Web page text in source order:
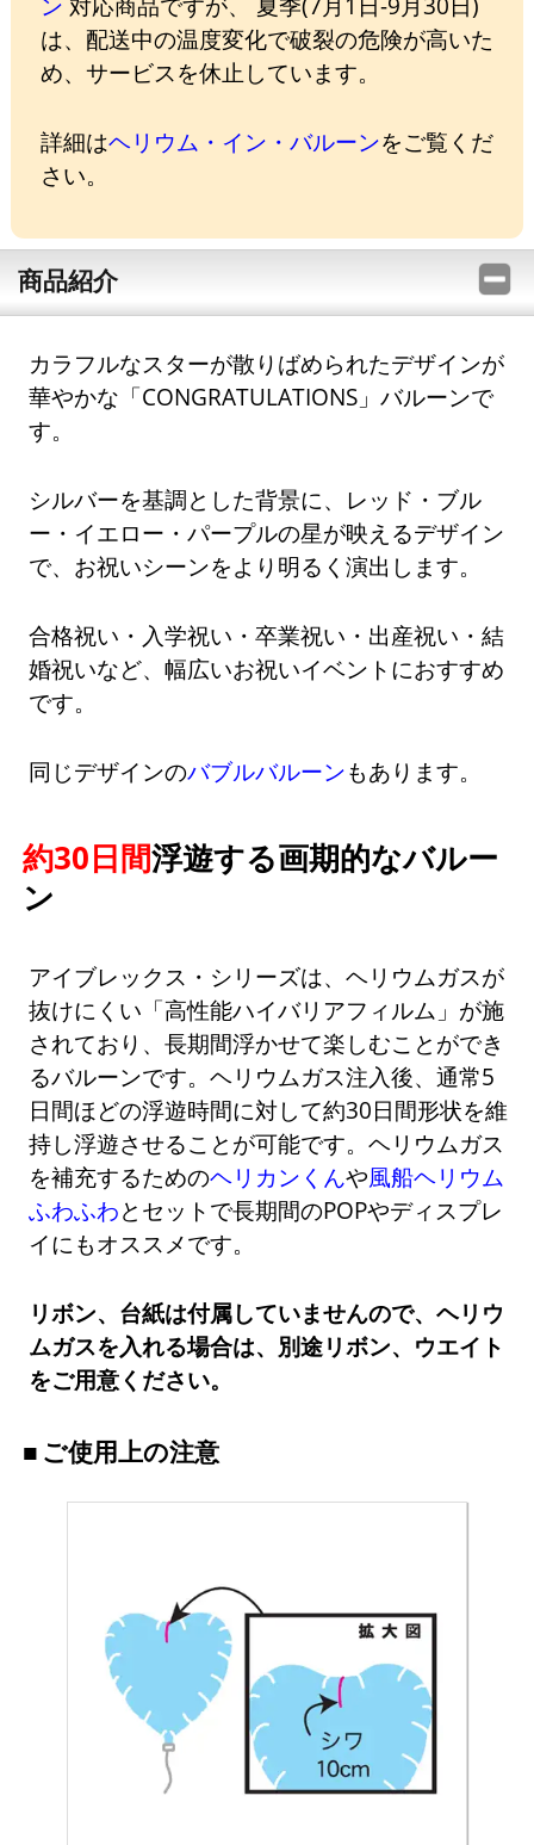
は、配送中の温度変化で破裂の危険が高いた
め、サービスを休止しています。
詳細はヘリウム・イン・バルーンをご覧くだ
さい。
商品紹介
カラフルなスターが散りばめられたデザインが
華やかな「CONGRATULATIONS」バルーンで
す。
シルバーを基調とした背景に、レッド・ブル
ー・イエロー・パープルの星が映えるデザイン
で、お祝いシーンをより明るく演出します。
合格祝い・入学祝い・卒業祝い・出産祝い・結
婚祝いなど、幅広いお祝いイベントにおすすめ
です。
同じデザインのバブルバルーンもあります。
約30日間浮遊する画期的なバルー
ン
アイブレックス・シリーズは、ヘリウムガスが
抜けにくい「高性能ハイバリアフィルム」が施
されており、長期間浮かせて楽しむことができ
るバルーンです。ヘリウムガス注入後、通常5
日間ほどの浮遊時間に対して約30日間形状を維
持し浮遊させることが可能です。ヘリウムガス
を補充するためのヘリカンくんや風船ヘリウム
ふわふわとセットで長期間のPOPやディスプレ
イにもオススメです。
リボン、台紙は付属していませんので、ヘリウ
ムガスを入れる場合は、別途リボン、ウエイト
をご用意ください。
ご使用上の注意